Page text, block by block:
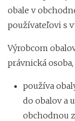
obale v
používateľovi s
Výrobcom
právnická
používa
do obalov a
obchodnou